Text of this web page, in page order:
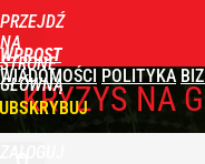
PRZEJDŹ
NA
STRONĘ
GŁÓWNĄ
WPROST
WIADOMOŚCI POLITYKA
KRYZYS NA